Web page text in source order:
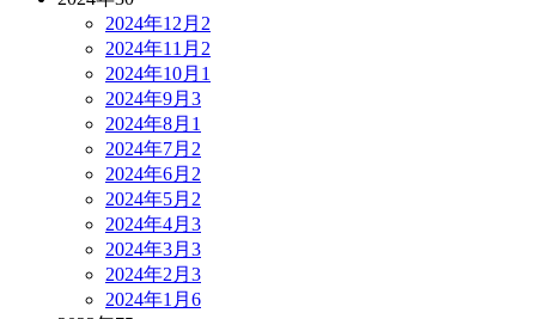
2024年12月 2
2024年11月 2
2024年10月 1
2024年9月 3
2024年8月 1
2024年7月 2
2024年6月 2
2024年5月 2
2024年4月 3
2024年3月 3
2024年2月 3
2024年1月 6